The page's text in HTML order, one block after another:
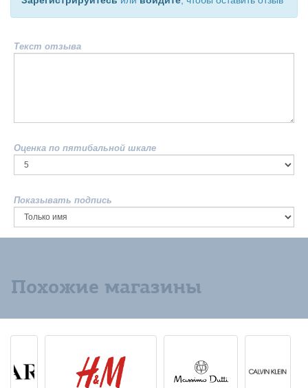
Текст отзыва
Оценка по пятибальной шкале
Показывать подпись
Похожие магазины